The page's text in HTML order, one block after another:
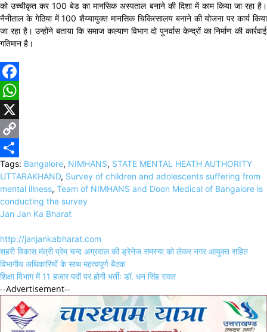
को उच्चीकृत कर 100 बेड का मानसिक अस्पताल बनाने की दिशा में काम किया जा रहा है।
नैनीताल के गेठिया में 100 शैय्यायुक्त मानसिक चिकित्सालय बनाने की योजना पर कार्य किया
जा रहा है। उन्होंने बताया कि समाज कल्याण विभाग दो पुनर्वास केन्द्रों का निर्माण की कार्रवाई
गतिमान है।
Facebook
WhatsApp
X
Copy
Link
Share
Tags: Bangalore, NIMHANS, STATE MENTAL HEATH AUTHORITY
UTTARAKHAND, Survey of children and adolescents suffering from
mental illness, Team of NIMHANS and Doon Medical of Bangalore is
conducting the survey
Jan Jan Ka Bharat
http://janjankabharat.com
Post
navigation
शहरी विकास मंत्री प्रेम चन्द अग्रवाल की ड्रेनेज समस्या को लेकर नगर आयुक्त सहित
विभागीय अधिकारियों के साथ महत्वपूर्ण बैठक
शिक्षा विभाग में 11 हजार पदों पर होगी भर्तीः डॉ. धन सिंह रावत
--Advertisement--